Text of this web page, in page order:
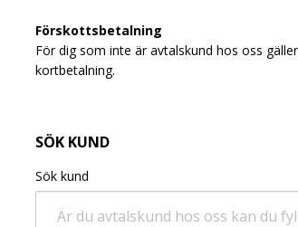
Förskottsbetalning
För dig som inte är avtalskund hos oss
kortbetalning.
SÖK KUND
Sök kund
Är du avtalskund hos oss kan du